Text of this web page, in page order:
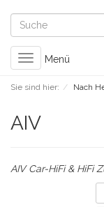
Toggle
navigation
Menü
Sie sind hier: Nach
AIV
AIV Car-HiFi & HiFi